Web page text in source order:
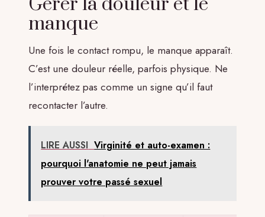
manque
Une fois le contact rompu, le manque apparaît.
C’est une douleur réelle, parfois physique. Ne
l’interprétez pas comme un signe qu’il faut
recontacter l’autre.
LIRE AUSSI Virginité et auto-examen :
pourquoi l'anatomie ne peut jamais
prouver votre passé sexuel